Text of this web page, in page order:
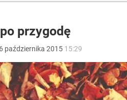
przygodę
października 2015 15:29